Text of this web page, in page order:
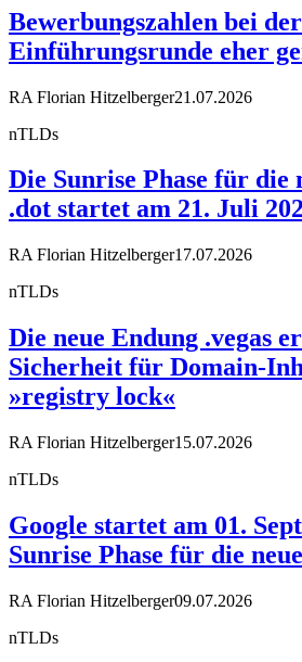
Bewerbungszahlen bei
Einführungsrunde eher
RA Florian Hitzelberger21.07.2026
nTLDs
Die Sunrise Phase für die
.dot startet am 21. Juli
RA Florian Hitzelberger17.07.2026
nTLDs
Die neue Endung .vegas
Sicherheit für Domain-
»registry lock«
RA Florian Hitzelberger15.07.2026
nTLDs
Google startet am 01.
Sunrise Phase für die
RA Florian Hitzelberger09.07.2026
nTLDs